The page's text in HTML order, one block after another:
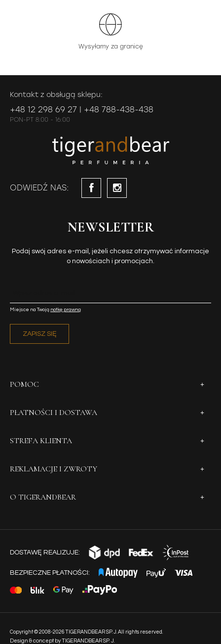
Wysyłamy za granicę
Kontakt z obsługą sklepu:
+48 12 298 69 27 | +48 788-438-438
PON-PT 8:00 - 16:00
ODWIEDŹ NAS:
NEWSLETTER
Podaj swój adres e-mail, jeżeli chcesz otrzymywać informacje
o nowościach i promocjach.
ZAPISZ SIĘ
Miejsce na Twoją notkę prawną
POMOC
PŁATNOŚCI I DOSTAWA
STREFA KLIENTA
REKLAMACJE I ZWROTY
O TIGERANDBEAR
DOSTAWĘ REALIZUJE:
BEZPIECZNE PŁATNOŚCI:
Copyright © 2008-2026 TIGERANDBEAR SP. J. All rights reserved.
Design & concept by TIGERANDBEAR SP. J.